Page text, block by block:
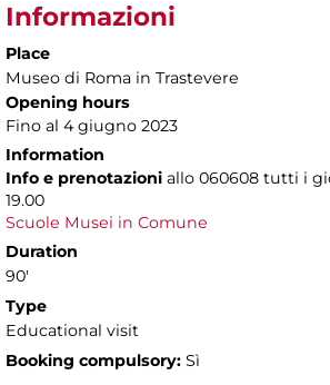
Informazioni
Place
Museo di Roma in Trastevere
Opening hours
Fino al 4 giugno 2023
Information
Info e prenotazioni allo 060608 tutti i
19.00
Scuole Musei in Comune
Duration
90'
Type
Educational visit
Booking compulsory: Sì